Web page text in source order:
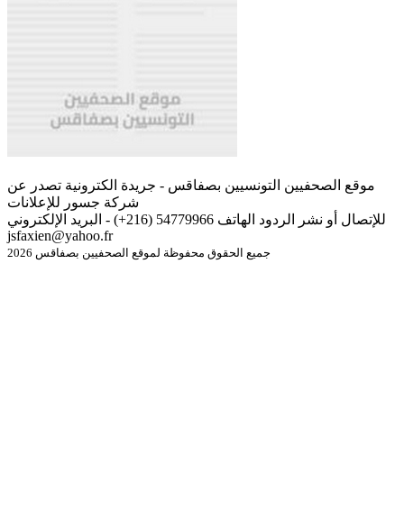
موقع الصحفيين التونسيين بصفاقس - جريدة الكترونية تصدر عن
شركة جسور للإعلانات
للإتصال أو نشر الردود الهاتف 54779966 (216+) - البريد الإلكتروني
jsfaxien@yahoo.fr
جميع الحقوق محفوظة لموقع الصحفيين بصفاقس 2026